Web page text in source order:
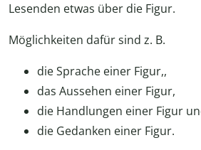
Lesenden etwas über die Figur.
Möglichkeiten dafür sind z. B.
die Sprache einer Figur,,
das Aussehen einer Figur,
die Handlungen einer Figur
die Gedanken einer Figur.